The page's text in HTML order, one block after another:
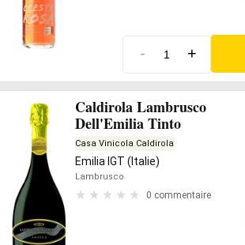
- +
Caldirola Lambrusco
Dell'Emilia Tinto
Casa Vinicola Caldirola
Emilia IGT (Italie)
Lambrusco
0 commentaire